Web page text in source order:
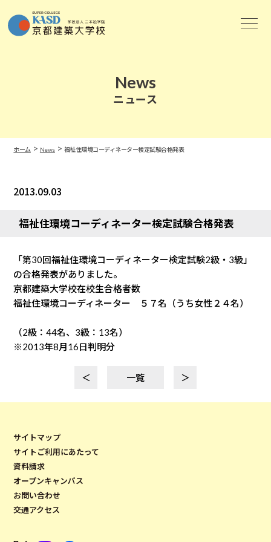
News
ニュース
ホーム > News> 福祉住環境コーディネーター検定試験合格発表
2013.09.03
福祉住環境コーディネーター検定試験合格発表
「第30回福祉住環境コーディネーター検定試験2級・3級」
の合格発表がありました。
京都建築大学校在校生合格者数
福祉住環境コーディネーター ５７名（うち女性２４名）
（2級：44名、3級：13名）
※2013年8月16日判明分
＜ 一覧 ＞
サイトマップ
サイトご利用にあたって
資料請求
オープンキャンパス
お問い合わせ
交通アクセス